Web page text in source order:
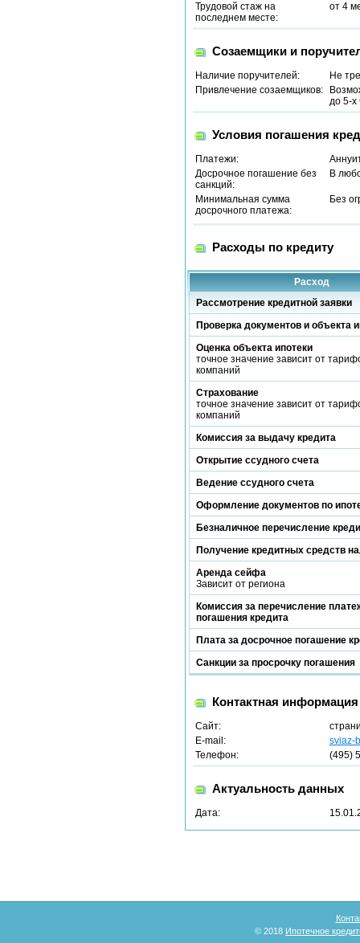
Трудовой стаж на
последнем месте:
от 4
Созаемщики и
Наличие поручителей:
Не
Привлечение созаемщиков:
до 5-х
Условия погашения
Платежи:
Досрочное погашение без
санкций:
В
Минимальная сумма
досрочного платежа:
Без
Расходы по кредиту
Расход
Рассмотрение кредитной заявки
Проверка документов и объекта
Оценка объекта ипотеки
точное значение зависит от
компаний
Страхование
точное значение зависит от
компаний
Комиссия за выдачу кредита
Открытие ссудного счета
Ведение ссудного счета
Оформление документов по
Безналичное перечисление
Получение кредитных средств
Аренда сейфа
Зависит от региона
Комиссия за перечисление
погашения кредита
Плата за досрочное погашение
Санкции за просрочку погашения
Контактная информация
Сайт:
E-mail:
sviaz-
Телефон:
(495)
Актуальность данных
Дата:
© 2018 Ипотечное